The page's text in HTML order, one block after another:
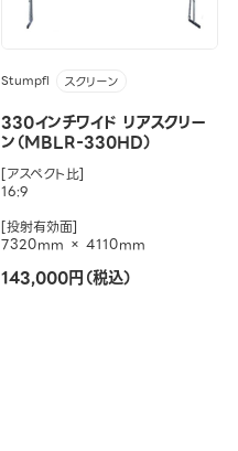
Stumpfl スクリーン
330インチワイド リアスクリー
ン（MBLR-330HD）
[アスペクト比]
16:9
[投射有効面]
7320mm × 4110mm
143,000円（税込）